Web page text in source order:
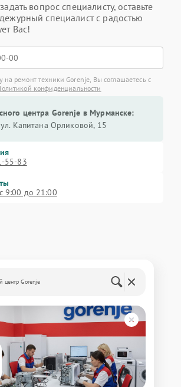
вопрос специалисту, оставьте
специалист с радостью
Вас!
на ремонт техники Gorenje, Вы соглашаетесь с
конфиденциальности
центра Gorenje в Мурманске:
Капитана Орликовой, 15
55-83
9:00 до 21:00
центр Gorenje